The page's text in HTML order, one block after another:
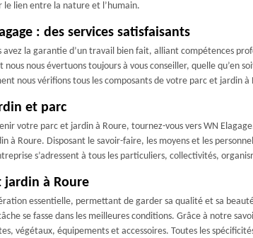
le lien entre la nature et l’humain.
: des services satisfaisants
la garantie d’un travail bien fait, alliant compétences
nous évertuons toujours à vous conseiller, quelle qu’en
nous vérifions tous les composants de votre parc et jardin
et parc
votre parc et jardin à Roure, tournez-vous vers WN
Roure. Disposant le savoir-faire, les moyens et les
s’adressent à tous les particuliers, collectivités,
jardin à Roure
essentielle, permettant de garder sa qualité et sa
se fasse dans les meilleures conditions. Grâce à notre
végétaux, équipements et accessoires. Toutes les